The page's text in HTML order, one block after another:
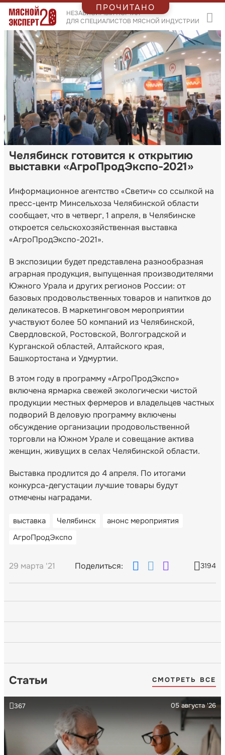
НЕЗАВИСИМЫЙ ПОРТАЛ
ДЛЯ СПЕЦИАЛИСТОВ МЯСНОЙ ИНДУСТРИИ
Челябинск готовится к открытию
выставки «АгроПродЭкспо-2021»
Информационное агентство «Светич» со ссылкой на
пресс-центр Минсельхоза Челябинской области
сообщает, что в четверг, 1 апреля, в Челябинске
откроется сельскохозяйственная выставка
«АгроПродЭкспо-2021».
В экспозиции будет представлена разнообразная
аграрная продукция, выпущенная производителями
Южного Урала и других регионов России: от
базовых продовольственных товаров и напитков до
деликатесов. В маркетинговом мероприятии
участвуют более 50 компаний из Челябинской,
Свердловской, Ростовской, Волгоградской и
Курганской областей, Алтайского края,
Башкортостана и Удмуртии.
В этом году в программу «АгроПродЭкспо»
включена ярмарка свежей экологически чистой
продукции местных фермеров и владельцев частных
подворий В деловую программу включены
обсуждение организации продовольственной
торговли на Южном Урале и совещание актива
женщин, живущих в селах Челябинской области.
Выставка продлится до 4 апреля. По итогами
конкурса-дегустации лучшие товары будут
отмечены наградами.
выставка Челябинск
анонс мероприятия
АгроПродЭкспо
29 марта '21 Поделиться: 3194
Статьи СМОТРЕТЬ ВСЕ
05 августа '26
367
ПРОЧИТАНО